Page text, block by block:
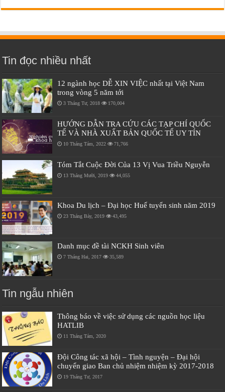
Tin đọc nhiều nhất
12 ngành học DỄ XIN VIỆC nhất tại Việt Nam
trong vòng 5 năm tới
3 Tháng Tư, 2018 170,004
HƯỚNG DẪN TRA CỨU CÁC TẠP CHÍ QUỐC
TẾ VÀ NHÀ XUẤT BẢN QUỐC TẾ UY TÍN
10 Tháng Tám, 2022 71,766
Tóm Tắt Cuộc Đời Của 13 Vị Vua Triều Nguyễn
13 Tháng Mười, 2019 44,055
Khoa Du lịch – Đại học Huế tuyển sinh năm 2019
23 Tháng Bảy, 2019 43,495
Danh mục đề tài NCKH Sinh viên
7 Tháng Hai, 2017 35,589
Tin ngẫu nhiên
Thông báo về việc sử dụng các nguồn học liệu
HATLIB
11 Tháng Tám, 2020
Đội Công tác xã hội – Tình nguyện – Đại hội
chuyển giao Ban chủ nhiệm nhiệm kỳ 2017-2018
19 Tháng Tư, 2017